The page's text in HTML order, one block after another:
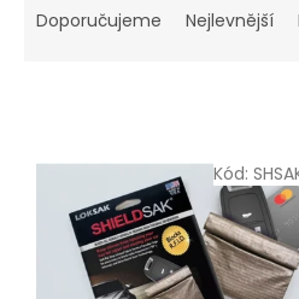
aDoporučujeme Nejlevnější
V Kód: